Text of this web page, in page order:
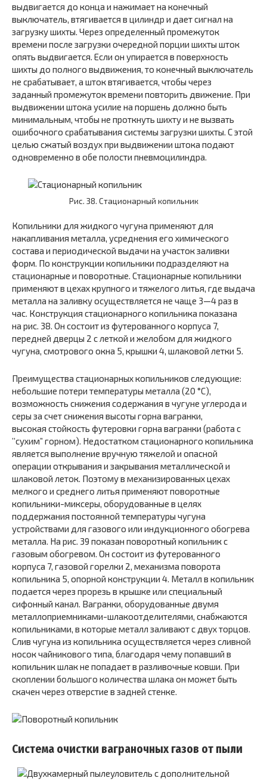
выдвигается до конца и нажимает на конечный
выключатель, втягивается в цилиндр и дает сигнал на
загрузку шихты. Через определенный промежуток
времени после загрузки очередной порции шихты шток
опять выдвигается. Если он упирается в поверхность
шихты до полного выдвижения, то конечный выключатель
не срабатывает, а шток втягивается, чтобы через
заданный промежуток времени повторить движение. При
выдвижении штока усилие на поршень должно быть
минимальным, чтобы не проткнуть шихту и не вызвать
ошибочного срабатывания системы загрузки шихты. С этой
целью сжатый воздух при выдвижении штока подают
одновременно в обе полости пневмоцилиндра.
Рис. 38. Стационарный копильник
Копильники для жидкого чугуна применяют для
накапливания металла, усреднения его химического
состава и периодической выдачи на участок заливки
форм. По конструкции копильники подразделяют на
стационарные и поворотные. Стационарные копильники
применяют в цехах крупного и тяжелого литья, где выдача
металла на заливку осуществляется не чаще 3—4 раз в
час. Конструкция стационарного копильника показана
на рис. 38. Он состоит из футерованного корпуса 7,
передней дверцы 2 с леткой и желобом для жидкого
чугуна, смотрового окна 5, крышки 4, шлаковой летки 5.
Преимущества стационарных копильников следующие:
небольшие потери температуры металла (20 °С),
возможность снижения содержания в чугуне углерода и
серы за счет снижения высоты горна вагранки,
высокая стойкость футеровки горна вагранки (работа с
’’сухим” горном). Недостатком стационарного копильника
является выполнение вручную тяжелой и опасной
операции открывания и закрывания металлической и
шлаковой леток. Поэтому в механизированных цехах
мелкого и среднего литья применяют поворотные
копильники-миксеры, оборудованные в целях
поддержания постоянной температуры чугуна
устройствами для газового или индукционного обогрева
металла. На рис. 39 показан поворотный копильник с
газовым обогревом. Он состоит из футерованного
корпуса 7, газовой горелки 2, механизма поворота
копильника 5, опорной конструкции 4. Металл в копильник
подается через прорезь в крышке или специальный
сифонный канал. Вагранки, оборудованные двумя
металлоприемниками-шлакоотделителями, снабжаются
копильниками, в которые металл заливают с двух торцов.
Слив чугуна из копильника осуществляется через сливной
носок чайникового типа, благодаря чему попавший в
копильник шлак не попадает в разливочные ковши. При
скоплении большого количества шлака он может быть
скачен через отверстие в задней стенке.
Система очистки ваграночных газов от пыли